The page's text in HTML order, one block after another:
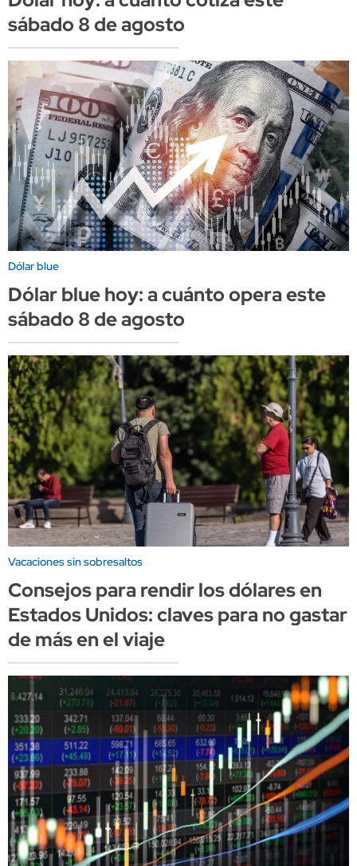
sábado 8 de agosto
Dólar blue
Dólar blue hoy: a cuánto opera este
sábado 8 de agosto
Vacaciones sin sobresaltos
Consejos para rendir los dólares en
Estados Unidos: claves para no gastar
de más en el viaje